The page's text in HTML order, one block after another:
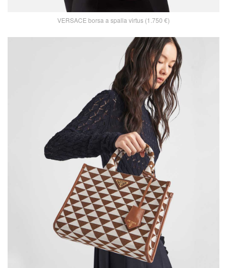
VERSACE borsa a spalla virtus (1.750 €)